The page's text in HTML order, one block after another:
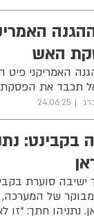
האש
האמריקני פיט
תכבד את הפסקת
24.06.25
בקבינט:
ישיבה סוערת
מבוקר של
נתניהו חתך: “זו